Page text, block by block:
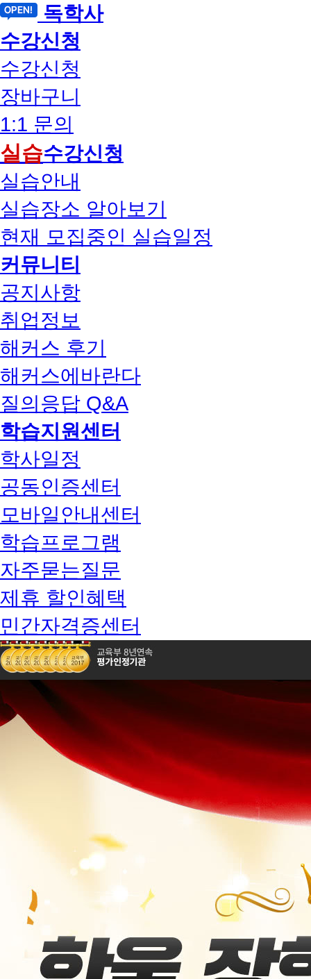
독학사
수강신청
수강신청
장바구니
1:1 문의
실습수강신청
실습안내
실습장소 알아보기
현재 모집중인 실습일정
커뮤니티
공지사항
취업정보
해커스 후기
해커스에바란다
질의응답 Q&A
학습지원센터
학사일정
공동인증센터
모바일안내센터
학습프로그램
자주묻는질문
제휴 할인혜택
민간자격증센터